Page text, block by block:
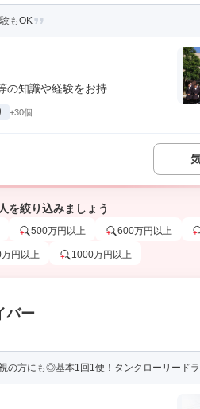
もOK
知識や経験をお持...
+30個
を絞り込みましょう
500万円以上 600万円以上
円以上 1000万円以上
バー
の方にも◎基本1回1便！タンクローリード